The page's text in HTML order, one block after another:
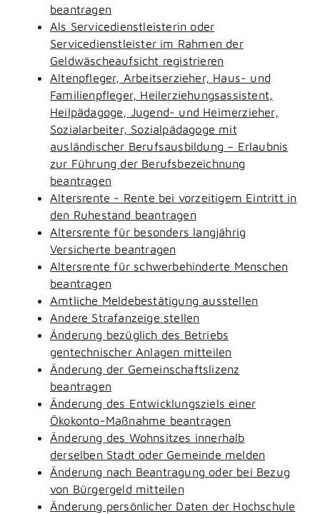
beantragen
Als Servicedienstleisterin oder
Servicedienstleister im Rahmen der
Geldwäscheaufsicht registrieren
Altenpfleger, Arbeitserzieher, Haus- und
Familienpfleger, Heilerziehungsassistent,
Heilpädagoge, Jugend- und Heimerzieher,
Sozialarbeiter, Sozialpädagoge mit
ausländischer Berufsausbildung – Erlaubnis
zur Führung der Berufsbezeichnung
beantragen
Altersrente - Rente bei vorzeitigem Eintritt in
den Ruhestand beantragen
Altersrente für besonders langjährig
Versicherte beantragen
Altersrente für schwerbehinderte Menschen
beantragen
Amtliche Meldebestätigung ausstellen
Andere Strafanzeige stellen
Änderung bezüglich des Betriebs
gentechnischer Anlagen mitteilen
Änderung der Gemeinschaftslizenz
beantragen
Änderung des Entwicklungsziels einer
Ökokonto-Maßnahme beantragen
Änderung des Wohnsitzes innerhalb
derselben Stadt oder Gemeinde melden
Änderung nach Beantragung oder bei Bezug
von Bürgergeld mitteilen
Änderung persönlicher Daten der Hochschule